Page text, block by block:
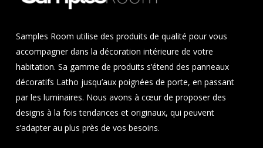
Samples Room utilise des produits de qualité pour vous
accompagner dans la décoration intérieure de votre
habitation. Sa gamme de produits s’étend des panneaux
décoratifs Latho jusqu’aux poignées de porte, en passant
par les luminaires. Nous avons à cœur de proposer des
designs à la fois tendances et originaux, qui peuvent
s’adapter au plus près de vos besoins.